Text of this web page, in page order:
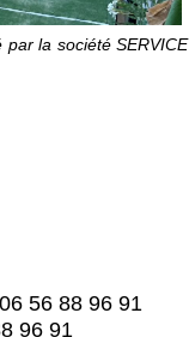
la société SERVICE
56 88 96 91
96 91